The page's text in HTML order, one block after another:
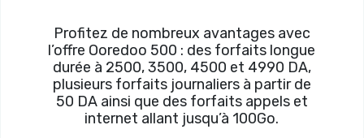
Profitez de nombreux avantages avec
l’offre Ooredoo 500 : des forfaits longue
durée à 2500, 3500, 4500 et 4990 DA,
plusieurs forfaits journaliers à partir de
50 DA ainsi que des forfaits appels et
internet allant jusqu’à 100Go.